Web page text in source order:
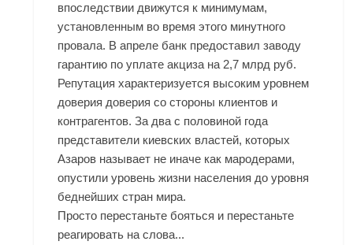
впоследствии движутся к минимумам,
установленным во время этого минутного
провала. В апреле банк предоставил заводу
гарантию по уплате акциза на 2,7 млрд руб.
Репутация характеризуется высоким уровнем
доверия доверия со стороны клиентов и
контрагентов. За два с половиной года
представители киевских властей, которых
Азаров называет не иначе как мародерами,
опустили уровень жизни населения до уровня
беднейших стран мира.
Просто перестаньте бояться и перестаньте
реагировать на слова...